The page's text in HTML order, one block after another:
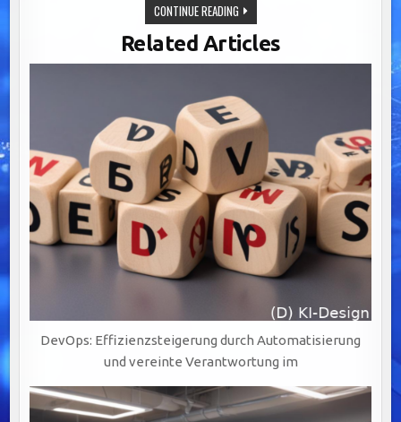
CONTINUE READINGEFFIZIENZSTEIGERUNG
IN
IT-
ABTEILUNGEN
DURCH
GEZIELTE
AUTOMATISIERUNG
Related Articles
DevOps: Effizienzsteigerung durch Automatisierung
und vereinte Verantwortung im